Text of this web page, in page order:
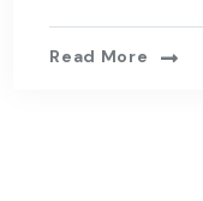
Read More